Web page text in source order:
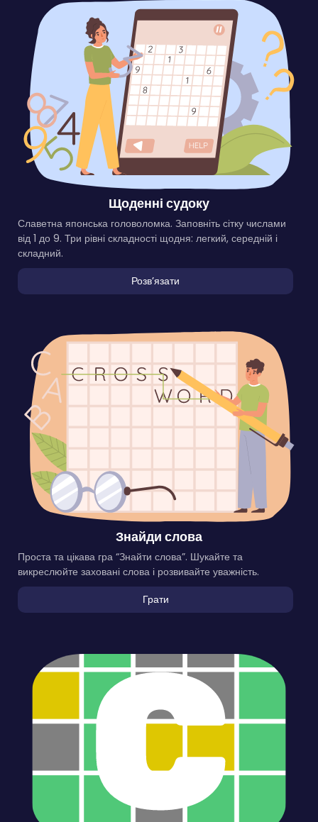
Щоденні судоку
Славетна японська головоломка. Заповніть сітку числами
від 1 до 9. Три рівні складності щодня: легкий, середній і
складний.
Розвʼязати
Знайди слова
Проста та цікава гра “Знайти слова”. Шукайте та
викреслюйте заховані слова і розвивайте уважність.
Грати